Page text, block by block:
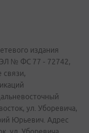
издания
ЭЛ № ФС 77 - 72742,
связи,
ул. Уборевича,
Юрьевич. Адрес